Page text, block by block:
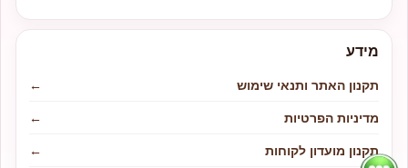
מידע
תקנון האתר ותנאי שימוש
←
מדיניות הפרטיות
←
תקנון מועדון לקוחות
←